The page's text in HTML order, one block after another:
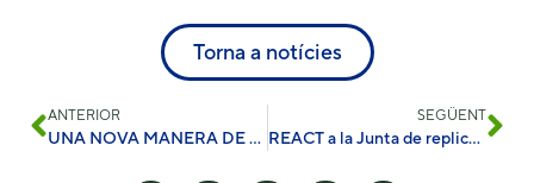
Torna a notícies
ANTERIOR
UNA NOVA MANERA DE DISSENYAR PRODUCTES
SEGÜENT
REACT a la Junta de replicació de les illes de la UE